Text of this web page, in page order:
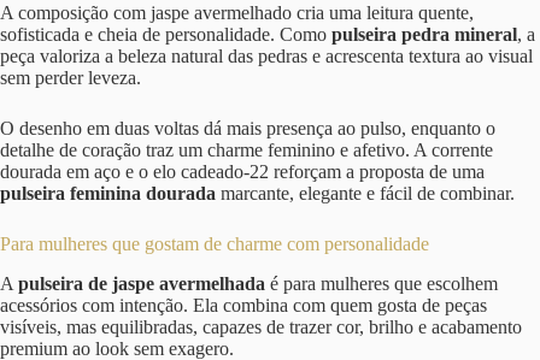
A composição com jaspe avermelhado cria uma leitura quente,
sofisticada e cheia de personalidade. Como pulseira pedra mineral, a
peça valoriza a beleza natural das pedras e acrescenta textura ao visual
sem perder leveza.
O desenho em duas voltas dá mais presença ao pulso, enquanto o
detalhe de coração traz um charme feminino e afetivo. A corrente
dourada em aço e o elo cadeado-22 reforçam a proposta de uma
pulseira feminina dourada marcante, elegante e fácil de combinar.
Para mulheres que gostam de charme com personalidade
A pulseira de jaspe avermelhada é para mulheres que escolhem
acessórios com intenção. Ela combina com quem gosta de peças
visíveis, mas equilibradas, capazes de trazer cor, brilho e acabamento
premium ao look sem exagero.